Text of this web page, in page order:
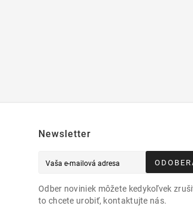
Newsletter
Odber noviniek môžete kedykoľvek
to chcete urobiť, kontaktujte nás.